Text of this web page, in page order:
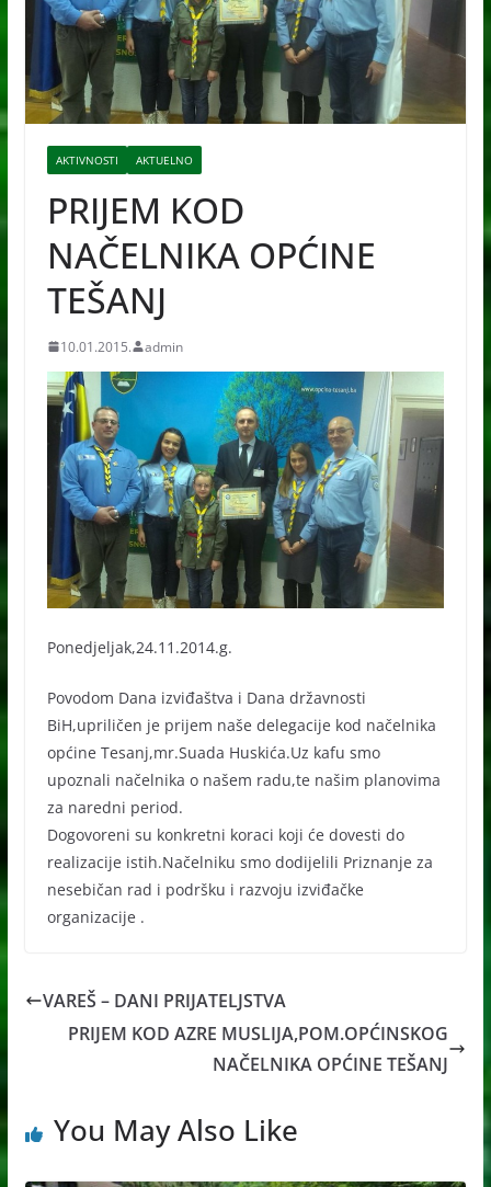
AKTIVNOSTI AKTUELNO
PRIJEM KOD
NAČELNIKA OPĆINE
TEŠANJ
10.01.2015. admin
Ponedjeljak,24.11.2014.g.
Povodom Dana izviđaštva i Dana državnosti
BiH,upriličen je prijem naše delegacije kod načelnika
općine Tesanj,mr.Suada Huskića.Uz kafu smo
upoznali načelnika o našem radu,te našim planovima
za naredni period.
Dogovoreni su konkretni koraci koji će dovesti do
realizacije istih.Načelniku smo dodijelili Priznanje za
nesebičan rad i podršku i razvoju izviđačke
organizacije .
VAREŠ – DANI PRIJATELJSTVA
PRIJEM KOD AZRE MUSLIJA,POM.OPĆINSKOG
NAČELNIKA OPĆINE TEŠANJ
You May Also Like